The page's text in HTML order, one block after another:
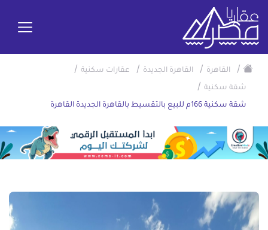
/ القاهرة / القاهرة الجديدة / عقارات سكنية /
شقة سكنية /
شقة سكنية 166م للبيع بالتقسيط بالقاهرة الجديدة القاهرة